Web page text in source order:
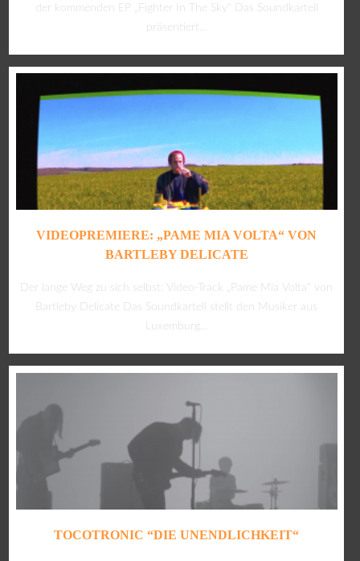
der kommenden EP „Fighter In The Sky“ Das Soundkartell
präsentiert...
VIDEOPREMIERE: „PAME MIA VOLTA“ VON
BARTLEBY DELICATE
Der lange Weg zu sich selbst: Video-Track „Pame Mia Volta“ von
Bartleby Delicate Das Soundkartell stellt den Musiker aus
Luxemburg...
TOCOTRONIC “DIE UNENDLICHKEIT“